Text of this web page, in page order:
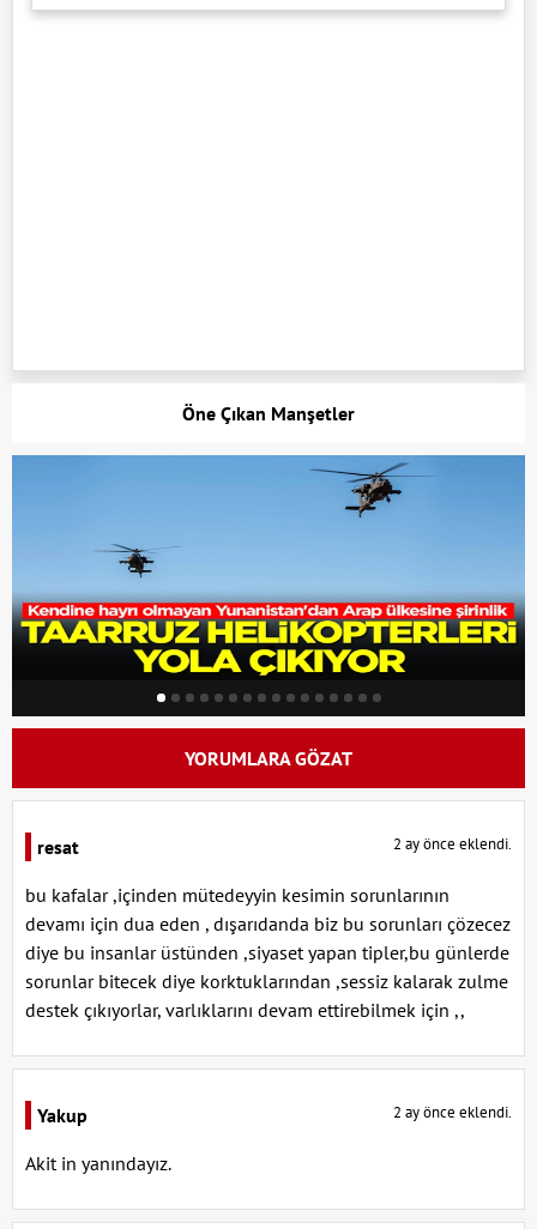
Öne Çıkan Manşetler
YORUMLARA GÖZAT
resat 2 ay önce eklendi.
bu kafalar ,içinden mütedeyyin kesimin sorunlarının
devamı için dua eden , dışarıdanda biz bu sorunları çözecez
diye bu insanlar üstünden ,siyaset yapan tipler,bu günlerde
sorunlar bitecek diye korktuklarından ,sessiz kalarak zulme
destek çıkıyorlar, varlıklarını devam ettirebilmek için ,,
Yakup 2 ay önce eklendi.
Akit in yanındayız.